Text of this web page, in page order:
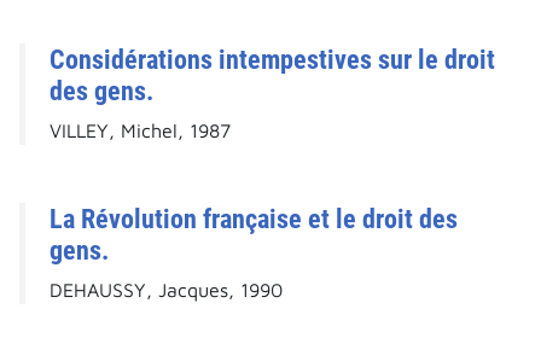
Considérations intempestives sur le droit
des gens.
VILLEY, Michel, 1987
La Révolution française et le droit des
gens.
DEHAUSSY, Jacques, 1990